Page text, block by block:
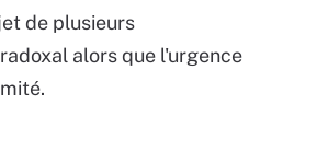
de plusieurs
alors que l'urgence